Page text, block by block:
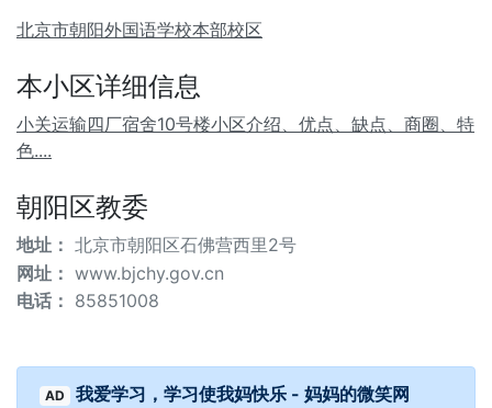
北京市朝阳外国语学校本部校区
本小区详细信息
小关运输四厂宿舍10号楼小区介绍、优点、缺点、商圈、特
色....
朝阳区教委
地址： 北京市朝阳区石佛营西里2号
网址： www.bjchy.gov.cn
电话： 85851008
AD 我爱学习，学习使我妈快乐 - 妈妈的微笑网